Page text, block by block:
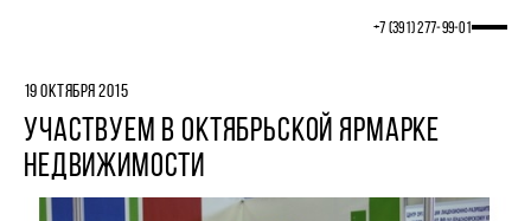
+7 (391) 277‒99‒01
19 ОКТЯБРЯ 2015
УЧАСТВУЕМ В ОКТЯБРЬСКОЙ ЯРМАРКЕ
НЕДВИЖИМОСТИ